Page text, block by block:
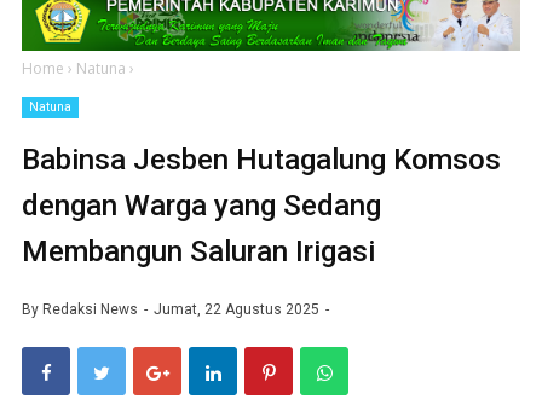
Home › Natuna ›
Natuna
Babinsa Jesben Hutagalung Komsos
dengan Warga yang Sedang
Membangun Saluran Irigasi
By Redaksi News Jumat, 22 Agustus 2025